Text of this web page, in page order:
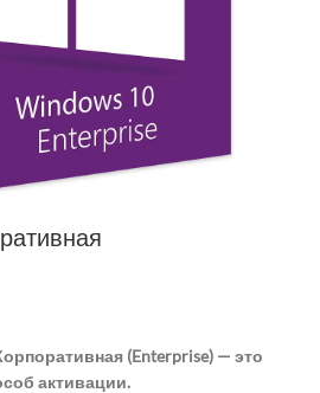
(Enterprise) — это
активации.